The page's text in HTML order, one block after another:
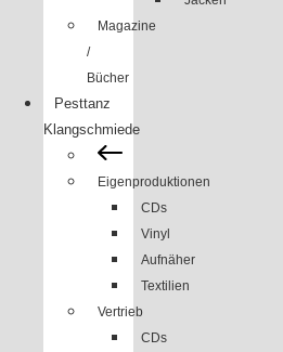
Magazine
/
Bücher
Pesttanz
Klangschmiede
Eigenproduktionen
CDs
Vinyl
Aufnäher
Textilien
Vertrieb
CDs